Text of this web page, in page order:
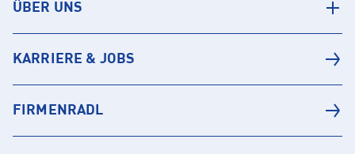
ÜBER UNS
KARRIERE & JOBS
FIRMENRADL